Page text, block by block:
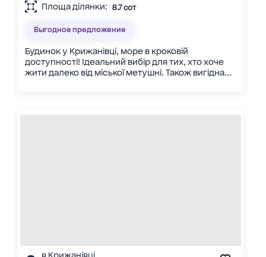
Площа ділянки: 8.7 сот
Выгодное предложение
Будинок у Крижанівці, море в кроковій
доступності! Ідеальний вибір для тих, хто хоче
жити далеко від міської метушні. Також вигідна...